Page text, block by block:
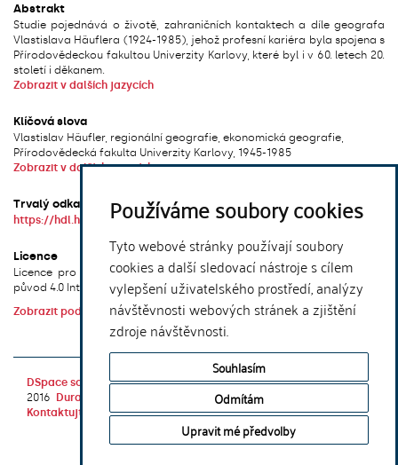
Používáme soubory cookies
Tyto webové stránky používají soubory
cookies a další sledovací nástroje s cílem
vylepšení uživatelského prostředí, analýzy
návštěvnosti webových stránek a zjištění
zdroje návštěvnosti.
Souhlasím
Odmítám
Upravit mé předvolby
Abstrakt
Studie pojednává o životě, zahraničních kontaktech a díle geografa
Vlastislava Häuflera (1924-1985), jehož profesní kariéra byla spojena s
Přírodovědeckou fakultou Univerzity Karlovy, které byl i v 60. letech 20.
století i děkanem.
Zobrazit v dalších jazycích
Klíčová slova
Vlastislav Häufler, regionální geografie, ekonomická geografie,
Přírodovědecká fakulta Univerzity Karlovy, 1945-1985
Zobrazit v dalších jazycích
Trvalý odkaz
https://hdl.handle.net/20.500.14178/3692
Licence
Licence pro užití plného textu výsledku: Creative Commons Uveďte
původ 4.0 International
Zobrazit podmínky licence
DSpace softwarecopyright © 2002-
2016 DuraSpace
Kontaktujte nás|Vyjádření názoru
Theme by